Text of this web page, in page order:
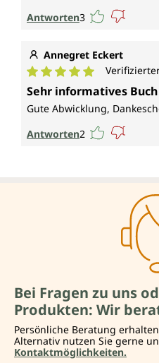
Antworten3
Annegret Eckert
Durchschnittliche
Sehr informatives
Gute Abwicklung,
Antworten2
Bei Fragen zu uns
Produkten: Wir
Persönliche Beratung
Alternativ nutzen Sie gerne
Kontaktmöglichkeiten.